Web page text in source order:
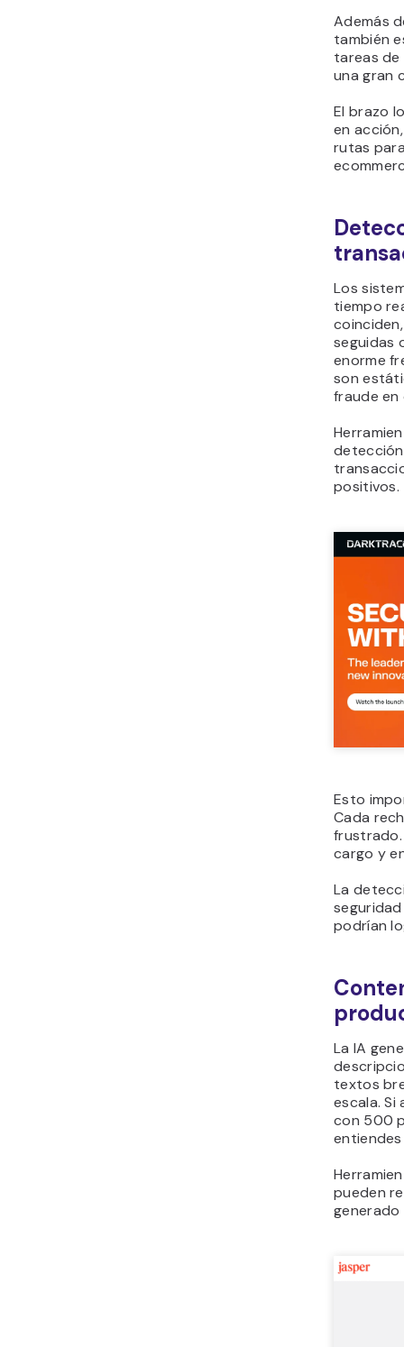
Además
también
tareas de
una gran
El brazo
en
rutas
Los
tiempo
seguidas
enorme
son
fraude
positivos.
Esto
Cada
cargo y
La
podrían
La IA
textos
escala.
con 500
pueden
generado